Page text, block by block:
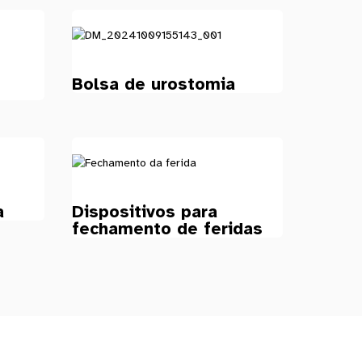
Bolsa de urostomia
Dispositivos para
fechamento de feridas